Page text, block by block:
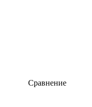
Сравнение